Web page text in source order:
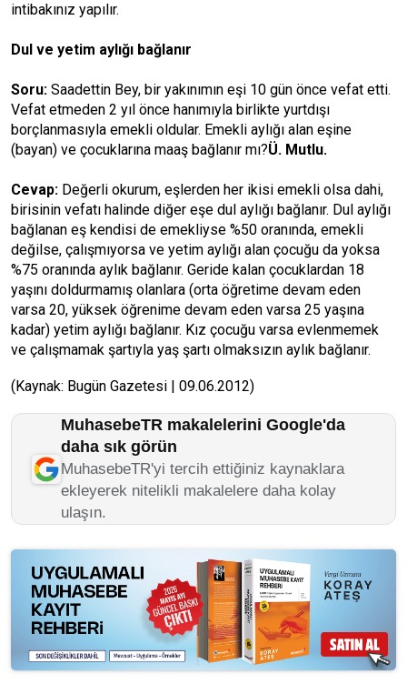
intibakınız yapılır.
Dul ve yetim aylığı bağlanır
Soru: Saadettin Bey, bir yakınımın eşi 10 gün önce vefat etti.
Vefat etmeden 2 yıl önce hanımıyla birlikte yurtdışı
borçlanmasıyla emekli oldular. Emekli aylığı alan eşine
(bayan) ve çocuklarına maaş bağlanır mı?Ü. Mutlu.
Cevap: Değerli okurum, eşlerden her ikisi emekli olsa dahi,
birisinin vefatı halinde diğer eşe dul aylığı bağlanır. Dul aylığı
bağlanan eş kendisi de emekliyse %50 oranında, emekli
değilse, çalışmıyorsa ve yetim aylığı alan çocuğu da yoksa
%75 oranında aylık bağlanır. Geride kalan çocuklardan 18
yaşını doldurmamış olanlara (orta öğretime devam eden
varsa 20, yüksek öğrenime devam eden varsa 25 yaşına
kadar) yetim aylığı bağlanır. Kız çocuğu varsa evlenmemek
ve çalışmamak şartıyla yaş şartı olmaksızın aylık bağlanır.
(Kaynak: Bugün Gazetesi | 09.06.2012)
MuhasebeTR makalelerini Google'da
daha sık görün
MuhasebeTR'yi tercih ettiğiniz kaynaklara
ekleyerek nitelikli makalelere daha kolay
ulaşın.